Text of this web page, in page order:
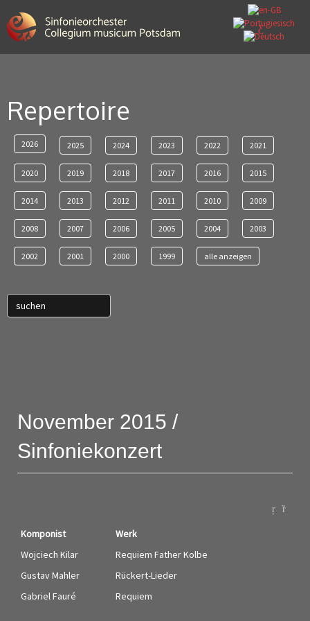
Repertoire
2026 2025 2024 2023 2022 2021
2020 2019 2018 2017 2016 2015
2014 2013 2012 2011 2010 2009
2008 2007 2006 2005 2004 2003
2002 2001 2000 1999 alle anzeigen
November 2015 /
Sinfoniekonzert
Komponist
Werk
Wojciech Kilar
Requiem Father Kolbe
Gustav Mahler
Rückert-Lieder
Gabriel Fauré
Requiem